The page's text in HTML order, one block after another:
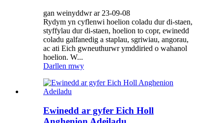
gan weinyddwr ar 23-09-08
Rydym yn cyflenwi hoelion coladu dur di-staen,
styffylau dur di-staen, hoelion to copr, ewinedd
coladu galfanedig a staplau, sgriwiau, angorau,
ac ati Eich gwneuthurwr ymddiried o wahanol
hoelion. W...
Darllen mwy
Ewinedd ar gyfer Eich Holl